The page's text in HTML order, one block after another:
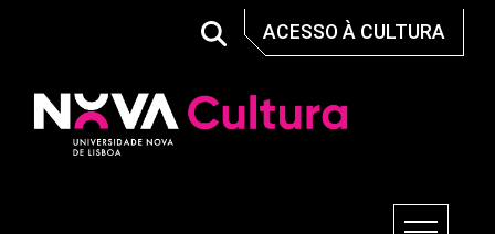
ACESSO À CULTURA